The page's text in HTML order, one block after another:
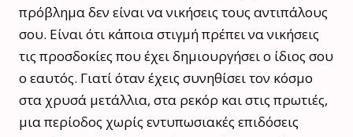
πρόβλημα δεν είναι να νικήσεις τους αντιπάλους
σου. Είναι ότι κάποια στιγμή πρέπει να νικήσεις
τις προσδοκίες που έχει δημιουργήσει ο ίδιος σου
ο εαυτός. Γιατί όταν έχεις συνηθίσει τον κόσμο
στα χρυσά μετάλλια, στα ρεκόρ και στις πρωτιές,
μια περίοδος χωρίς εντυπωσιακές επιδόσεις